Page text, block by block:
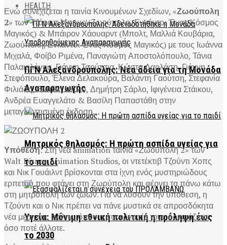
HEALTH
ΠΓΝ Αλεξανδρούπολης: Νέα άδεια για τη Μονάδα
Αναπαραγωγής
Μητρικός θηλασμός: Η πρώτη ασπίδα υγείας για
το παιδί
Υγεία: Μόνιμη εθνική πολιτική η πρόληψη έως
το 2030
Ενώ συνεχίζεται η ταινία Κινουμένων Σχεδίων, «Ζωούπολη
2» των Τζάρεντ Μπους (Ζωούπολη, Ενκάντο: Ένας Κόσμος
Μαγικός) & Μπάιρον Χάουαρντ (Μπολτ, Μαλλιά Κουβάρια,
Ζωούπολη, Ενκάντο: Ένας Κόσμος Μαγικός) με τους Ιωάννα
Μιχαλά, Φοίβο Ριμένα, Παναγιώτη Αποστολόπουλο, Τάνια
Παλαιολόγου, Γιάννη Τσούτσια, Κώστα Δαρλάση, Γιάννη
Στεφόπουλο, Έλενα Δελακούρα, Βαλάντη Γαούτση, Στεφανία
Φιλιάδη, Βασίλη Μήλιο, Δημήτρη Σάρλο, Ιφιγένεια Στάικου,
Ανδρέα Ευαγγελάτο & Βασίλη Παπαστάθη στην
μεταγλωττισμένη έκδοση…
Υπόθεση: Στη νέα animation ταινία «Ζωούπολη 2» των
Walt Disney Animation Studios, οι ντετέκτιβ Τζούντι Χοπς
και Νικ Γουάιλντ βρίσκονται στα ίχνη ενός μυστηριώδους
ερπετού που φτάνει στη Ζωούπολη και φέρνει τα πάνω κάτω
στη μητρόπολη των ζώων. Για να λύσουν την υπόθεση, η
Τζούντι και ο Νικ πρέπει να πάνε μυστικά σε απροσδόκητα
νέα μέρη της πόλης, όπου η συνεργασία τους δοκιμάζεται
όσο ποτέ άλλοτε.